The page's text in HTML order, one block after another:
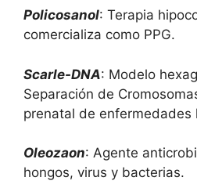
Policosanol: Terapia
comercializa como PPG.
Scarle-DNA: Modelo
Separación de
prenatal de enfermedades
Oleozaon: Agente
hongos, virus y bacterias.